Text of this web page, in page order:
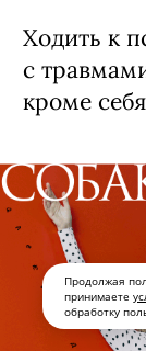
Продолжая
принимаете
обработку
Ходить к
с
кроме